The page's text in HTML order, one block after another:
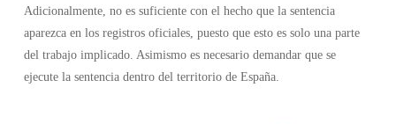
Adicionalmente, no es suficiente con el hecho que la sentencia
aparezca en los registros oficiales, puesto que esto es solo una parte
del trabajo implicado. Asimismo es necesario demandar que se
ejecute la sentencia dentro del territorio de España.